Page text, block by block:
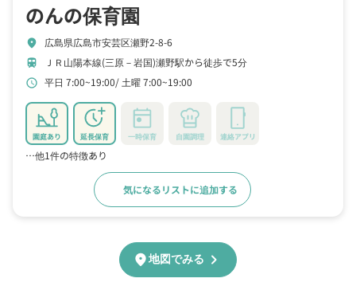
のんの保育園
location_on 広島県広島市安芸区瀬野2-8-6
train ＪＲ山陽本線(三原－岩国)瀬野駅から徒歩で5分
schedule 平日 7:00~19:00 土曜 7:00~19:00
園庭あり 延長保育 一時保育 自園調理 連絡アプリ
…他1件の特徴あり
気になるリストに追加する
location_on地図でみる chevron_right